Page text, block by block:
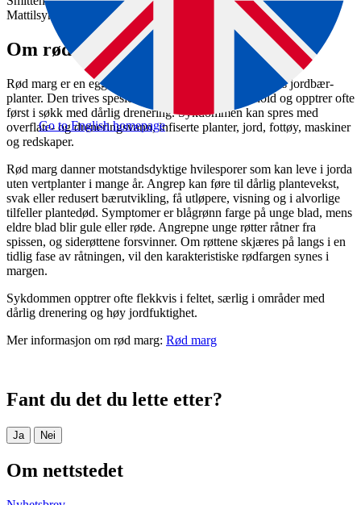
Go to English homepage
Mattilsynet jobber med smitte­sporing.
Om rød marg
Rød marg er en eggspore­sopp som angriper røttene hos jordbær­
planter. Den trives spesielt godt under fuktige forhold og opptrer ofte
først i søkk med dårlig drenering. Sykdommen kan spres med
overflate- og drenerings­vann, infiserte planter, jord, fottøy, maskiner
og redskaper.
Rød marg danner motstandsdyktige hvile­sporer som kan leve i jorda
uten vert­planter i mange år. Angrep kan føre til dårlig plante­vekst,
svak eller redusert bær­utvikling, få utløpere, visning og i alvorlige
tilfeller plante­død. Symptomer er blå­grønn farge på unge blad, mens
eldre blad blir gule eller røde. Angrepne unge røtter råtner fra
spissen, og side­røttene forsvinner. Om røttene skjæres på langs i en
tidlig fase av råtningen, vil den karakteristiske rød­fargen synes i
margen.
Sykdommen opptrer ofte flekkvis i feltet, særlig i områder med
dårlig drenering og høy jord­fuktighet.
Mer informasjon om rød marg: Rød marg
Fant du det du lette etter?
Ja Nei
Om nettstedet